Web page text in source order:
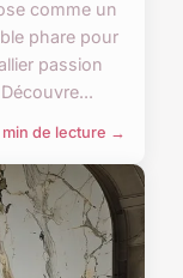
comme un
phare pour
passion
min de lecture →